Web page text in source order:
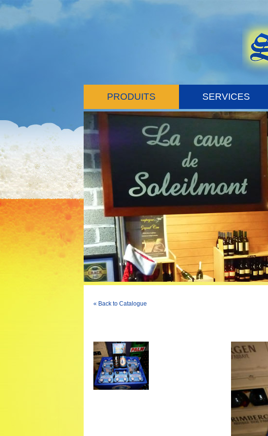
PRODUITS SERVICES
« Back to Catalogue